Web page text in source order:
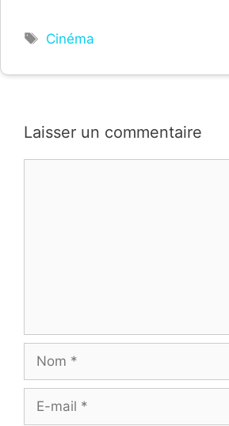
Étiquettes
Cinéma
Laisser un commentaire
mail